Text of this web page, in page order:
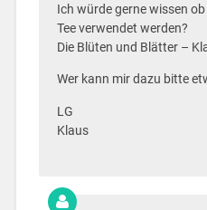
Ich würde gerne wissen
Tee verwendet werden?
Die Blüten und Blätter –
Wer kann mir dazu bitte
LG
Klaus